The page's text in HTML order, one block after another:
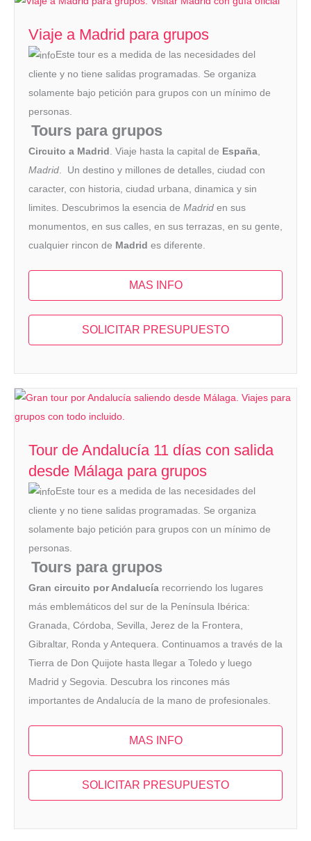
Viaje a Madrid para grupos
Este tour es a medida de las necesidades del
cliente y no tiene salidas programadas. Se organiza
solamente bajo petición para grupos con un mínimo de
personas.
Tours para grupos
Circuito a Madrid . Viaje hasta la capital de España
Madrid . Un destino y millones de detalles, ciudad con
caracter, con historia, ciudad urbana, dinamica y sin
limites. Descubrimos la esencia de Madrid en sus
monumentos, en sus calles, en sus terrazas, en su gente,
cualquier rincon de Madrid es diferente.
MAS INFO
SOLICITAR PRESUPUESTO
Tour de Andalucía 11 días con salida
desde Málaga para grupos
Este tour es a medida de las necesidades del
cliente y no tiene salidas programadas. Se organiza
solamente bajo petición para grupos con un mínimo de
personas.
Tours para grupos
Gran circuito por Andalucía recorriendo los lugares
más emblemáticos del sur de la Península Ibérica:
Granada, Córdoba, Sevilla, Jerez de la Frontera,
Gibraltar, Ronda y Antequera. Continuamos a través de la
Tierra de Don Quijote hasta llegar a Toledo y luego
Madrid y Segovia. Descubra los rincones más
importantes de Andalucía de la mano de profesionales.
MAS INFO
SOLICITAR PRESUPUESTO